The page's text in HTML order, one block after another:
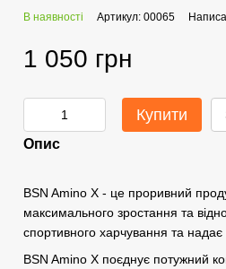
В наявності Артикул: 00065
1 050 грн
Купити
Опис
BSN Amino X - це проривний
максимального зростання та
спортивного харчування та
BSN Amino X поєднує потужний